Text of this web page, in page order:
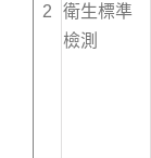
2
衛生標準
檢測